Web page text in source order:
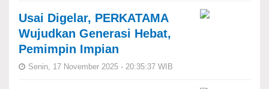
Usai Digelar, PERKATAMA
Wujudkan Generasi Hebat,
Pemimpin Impian
Senin, 17 November 2025 - 20:35:37 WIB